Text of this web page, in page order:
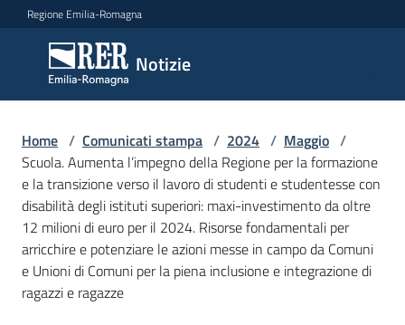
Vai al contenuto
Vai alla navigazione
Vai al footer
Regione Emilia-Romagna
Notizie
Notizie
Comunicati
stampa
Menu selezionato
Cerca
un
comunicato
Risorse
Home / Comunicati stampa / 2024 / Maggio /
Scuola. Aumenta l’impegno della Regione per la formazione
e la transizione verso il lavoro di studenti e studentesse con
disabilità degli istituti superiori: maxi-investimento da oltre
12 milioni di euro per il 2024. Risorse fondamentali per
arricchire e potenziare le azioni messe in campo da Comuni
e Unioni di Comuni per la piena inclusione e integrazione di
ragazzi e ragazze